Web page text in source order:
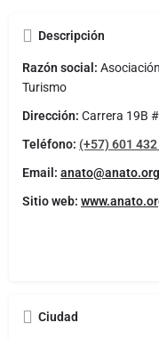
Descripción
Razón social:
Turismo
Dirección: Carrera 19B
Teléfono: (+57) 601
Email: anato@anato.org
Sitio web:
Ciudad